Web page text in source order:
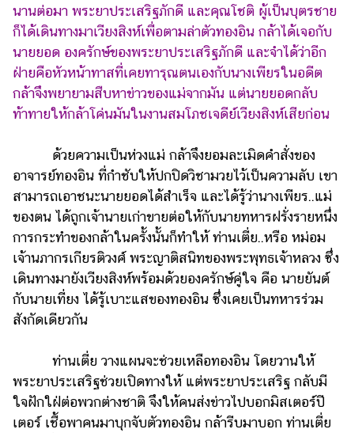
นานต่อมา พระยาประเสริฐภักดี และคุณโชติ ผู้เป็นบุตรชาย
ก็ได้เดินทางมาเวียงสิงห์เพื่อตามล่าตัวทองอิน กล้าได้เจอกับ
นายยอด องครักษ์ของพระยาประเสริฐภักดี และจำได้ว่าอีก
ฝ่ายคือหัวหน้าทาสที่เคยทารุณตนเองกับนางเพียรในอดีต
กล้าจึงพยายามสืบหาข่าวของแม่จากมัน แต่นายยอดกลับ
ท้าทายให้กล้าโค่นมันในงานสมโภชเจดีย์เวียงสิงห์เสียก่อน
ด้วยความเป็นห่วงแม่ กล้าจึงยอมละเมิดคำสั่งของ
อาจารย์ทองอิน ที่กำชับให้ปกปิดวิชามวยไว้เป็นความลับ เขา
สามารถเอาชนะนายยอดได้สำเร็จ และได้รู้ว่านางเพียร..แม่
ของตน ได้ถูกเจ้านายเก่าขายต่อให้กับนายทหารฝรั่งรายหนึ่ง
การกระทำของกล้าในครั้งนั้นก็ทำให้ ท่านเตี่ย..หรือ หม่อม
เจ้านภากรเกียรติวงศ์ พระญาติสนิทของพระพุทธเจ้าหลวง ซึ่ง
เดินทางมายังเวียงสิงห์พร้อมด้วยองครักษ์คู่ใจ คือ นายยันต์
กับนายเที่ยง ได้รู้เบาะแสของทองอิน ซึ่งเคยเป็นทหารร่วม
สังกัดเดียวกัน
ท่านเตี่ย วางแผนจะช่วยเหลือทองอิน โดยวานให้
พระยาประเสริฐช่วยเปิดทางให้ แต่พระยาประเสริฐ กลับมี
ใจฝักใฝ่ต่อพวกต่างชาติ จึงให้คนส่งข่าวไปบอกมิสเตอร์ปี
เตอร์ เชื้อพาคนมาบุกจับตัวทองอิน กล้ารีบมาบอก ท่านเตี่ย